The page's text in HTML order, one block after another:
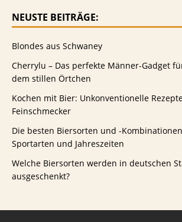
NEUSTE BEITRÄGE:
Blondes aus Schwaney
Cherrylu – Das perfekte Männer-Gadget
dem stillen Örtchen
Kochen mit Bier: Unkonventionelle
Feinschmecker
Die besten Biersorten und -
Sportarten und Jahreszeiten
Welche Biersorten werden in deutschen
ausgeschenkt?